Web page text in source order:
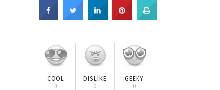
COOL
0
DISLIKE
0
GEEKY
0